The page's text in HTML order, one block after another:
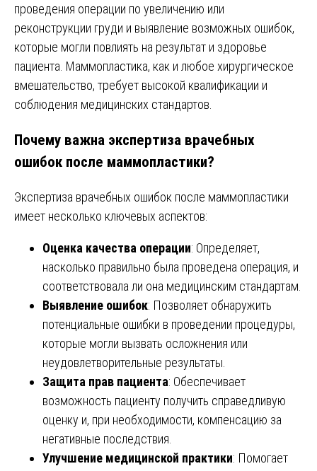
проведения операции по увеличению или
реконструкции груди и выявление возможных ошибок,
которые могли повлиять на результат и здоровье
пациента. Маммопластика, как и любое хирургическое
вмешательство, требует высокой квалификации и
соблюдения медицинских стандартов.
Почему важна экспертиза врачебных
ошибок после маммопластики?
Экспертиза врачебных ошибок после маммопластики
имеет несколько ключевых аспектов:
Оценка качества операции: Определяет,
насколько правильно была проведена операция, и
соответствовала ли она медицинским стандартам.
Выявление ошибок: Позволяет обнаружить
потенциальные ошибки в проведении процедуры,
которые могли вызвать осложнения или
неудовлетворительные результаты.
Защита прав пациента: Обеспечивает
возможность пациенту получить справедливую
оценку и, при необходимости, компенсацию за
негативные последствия.
Улучшение медицинской практики: Помогает